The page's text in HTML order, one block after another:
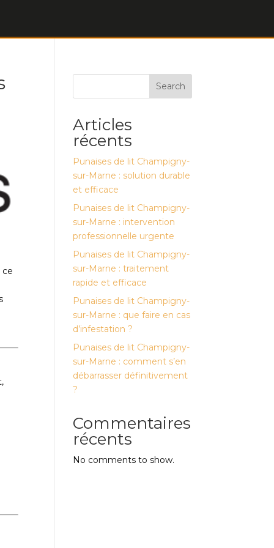
ce
Search
Articles
récents
Punaises de lit Champigny-
sur-Marne : solution durable
et efficace
Punaises de lit Champigny-
sur-Marne : intervention
professionnelle urgente
Punaises de lit Champigny-
sur-Marne : traitement
rapide et efficace
Punaises de lit Champigny-
sur-Marne : que faire en cas
d’infestation ?
Punaises de lit Champigny-
sur-Marne : comment s’en
débarrasser définitivement
?
Commentaires
récents
No comments to show.